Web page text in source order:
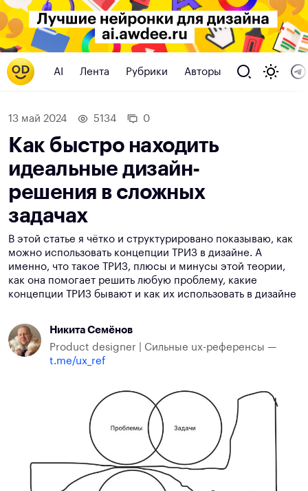
AI Лента Рубрики Авторы
13 май 2024 5134 0
Как быстро находить
идеальные дизайн-
решения в сложных
задачах
В этой статье я чётко и структурировано показываю, как
можно использовать концепции ТРИЗ в дизайне. А
именно, что такое ТРИЗ, плюсы и минусы этой теории,
как она помогает решить любую проблему, какие
концепции ТРИЗ бывают и как их использовать в дизайне
Никита Семёнов
Product designer | Сильные ux-референсы —
t.me/ux_ref